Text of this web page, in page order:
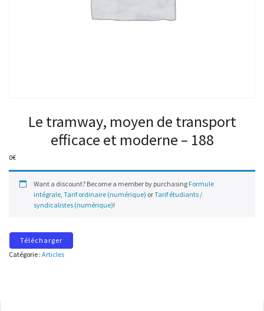
Le tramway, moyen de transport
efficace et moderne – 188
0€
Want a discount? Become a member by purchasing Formule
intégrale, Tarif ordinaire (numérique) orTarif étudiants /
syndicalistes (numérique)!
Télécharger
Catégorie : Articles